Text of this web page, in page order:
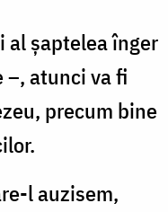
al şaptelea înger
–, atunci va fi
precum bine
l auzisem,